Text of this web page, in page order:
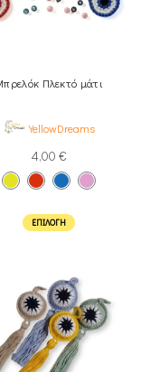
Πλεκτό μάτι
YellowDreams
4,00 €
ΕΠΙΛΟΓΉ